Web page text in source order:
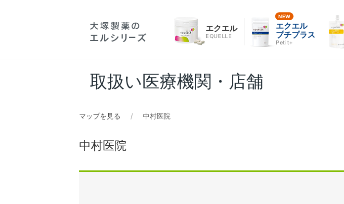
エクエル
EQUELLE
エクエル
プチプラス
Petit+
取扱い医療機関・店舗
マップを見る 中村医院
中村医院